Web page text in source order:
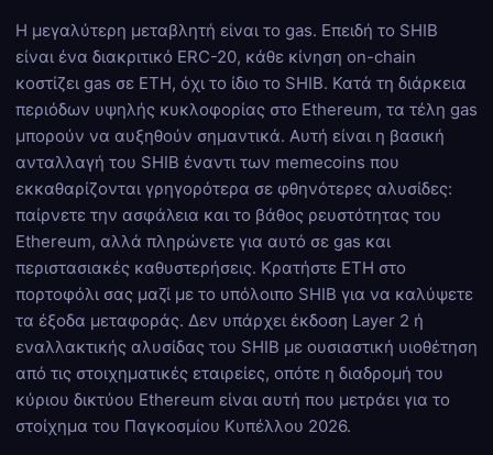
Η μεγαλύτερη μεταβλητή είναι το gas. Επειδή το SHIB
είναι ένα διακριτικό ERC-20, κάθε κίνηση on-chain
κοστίζει gas σε ETH, όχι το ίδιο το SHIB. Κατά τη διάρκεια
περιόδων υψηλής κυκλοφορίας στο Ethereum, τα τέλη gas
μπορούν να αυξηθούν σημαντικά. Αυτή είναι η βασική
ανταλλαγή του SHIB έναντι των memecoins που
εκκαθαρίζονται γρηγορότερα σε φθηνότερες αλυσίδες:
παίρνετε την ασφάλεια και το βάθος ρευστότητας του
Ethereum, αλλά πληρώνετε για αυτό σε gas και
περιστασιακές καθυστερήσεις. Κρατήστε ETH στο
πορτοφόλι σας μαζί με το υπόλοιπο SHIB για να καλύψετε
τα έξοδα μεταφοράς. Δεν υπάρχει έκδοση Layer 2 ή
εναλλακτικής αλυσίδας του SHIB με ουσιαστική υιοθέτηση
από τις στοιχηματικές εταιρείες, οπότε η διαδρομή του
κύριου δικτύου Ethereum είναι αυτή που μετράει για το
στοίχημα του Παγκοσμίου Κυπέλλου 2026.